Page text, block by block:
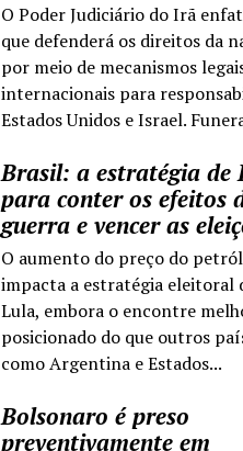
O Poder Judiciário do Irã
que defenderá os direitos da
por meio de mecanismos
internacionais para
Estados Unidos e Israel.
Brasil: a estratégia de
para conter os efeitos
guerra e vencer as
O aumento do preço do
impacta a estratégia eleitoral
Lula, embora o encontre
posicionado do que outros
como Argentina e Estados...
Bolsonaro é preso
preventivamente em